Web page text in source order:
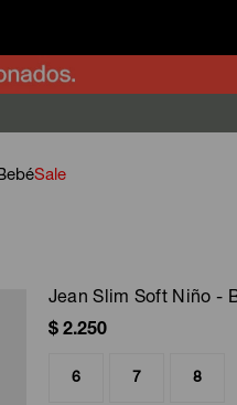
Sale
Jean Slim Soft Niño -
$ 2.250
6 7 8